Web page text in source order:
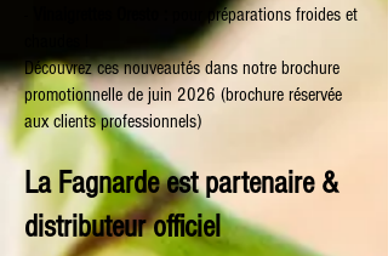
pour préparations froides et
Découvrez ces nouveautés dans notre brochure
promotionnelle de juin 2026 (brochure réservée
aux clients professionnels)
La Fagnarde est partenaire &
distributeur officiel